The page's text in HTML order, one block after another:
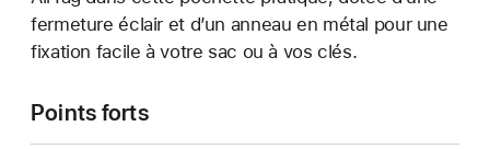
fermeture éclair et d’un anneau en métal pour une
fixation facile à votre sac ou à vos clés.
Points forts